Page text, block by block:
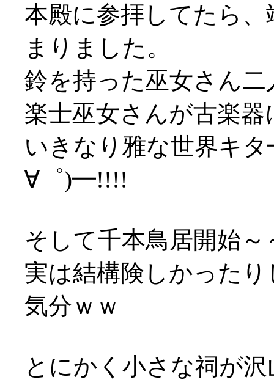
本殿に参拝してたら
まりました。
鈴を持った巫女さん
楽士巫女さんが古楽器
いきなり雅な世界キ
∀゜)━!!!!
そして千本鳥居開始～
実は結構険しかった
気分ｗｗ
とにかく小さな祠が